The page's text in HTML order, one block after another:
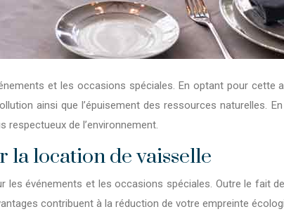
et les occasions spéciales. En optant pour cette
ainsi que l’épuisement des ressources naturelles.
respectueux de l’environnement.
la location de vaisselle
événements et les occasions spéciales. Outre le fait
contribuent à la réduction de votre empreinte